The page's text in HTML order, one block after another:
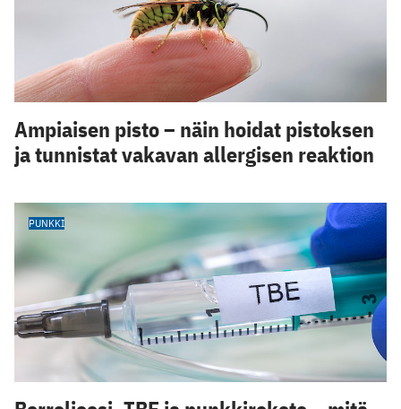
Ampiaisen pisto – näin hoidat pistoksen
ja tunnistat vakavan allergisen reaktion
PUNKKI